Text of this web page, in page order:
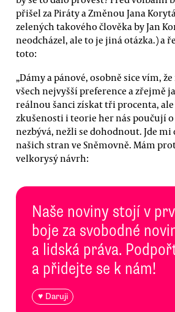
přišel za Piráty a Změnou Jana
zelených takového člověka by Jan
neodcházel, ale to je jiná otázka.) a
toto:
„Dámy a pánové, osobně sice vím,
všech nejvyšší preference a zřejmě
reálnou šanci získat tři procenta,
zkušenosti i teorie her nás poučují
nezbývá, nežli se dohodnout. Jde mi
našich stran ve Sněmovně. Mám
velkorysý návrh:
Naše noviny stojí v
boje za svobodné
a lidská práva.
a přidejte se k nám!
♥ Daruji